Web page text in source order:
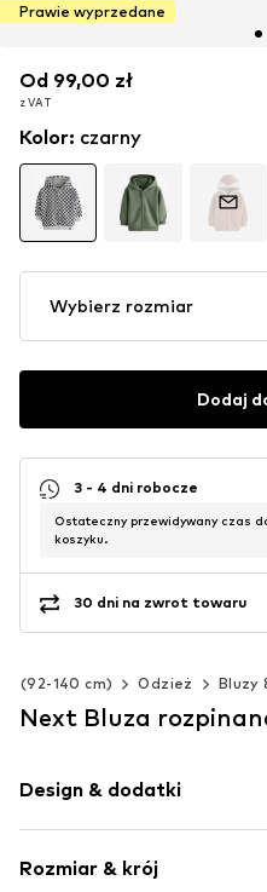
Prawie wyprzedane
Od 99,00 zł
z VAT
Od 99,00 zł
z VAT
Kolor: czarny
Wybierz rozmiar
Dodaj
3 - 4 dni robocze
Ostateczny przewidywany czas
koszyku.
30 dni na zwrot towaru
(92-140 cm) Odzież Bluzy
Next Bluza
Design & dodatki
Dres
Rozmiar & krój